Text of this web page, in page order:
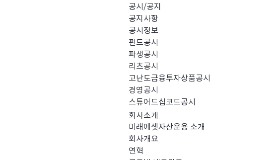
공시/공지
공지사항
공시정보
펀드공시
파생공시
리츠공시
고난도금융투자상품공시
경영공시
스튜어드십코드공시
회사소개
미래에셋자산운용 소개
회사개요
연혁
검색 결과가 없습니다.